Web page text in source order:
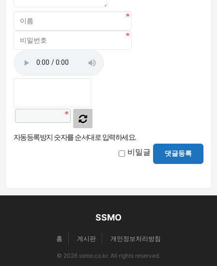
자동등록방지 숫자를 순서대로 입력하세요.
비밀글 댓글등록
SSMO
홈 게시판 개인정보처리방침
© 2026 ssmo.co.kr. All rights reserved.